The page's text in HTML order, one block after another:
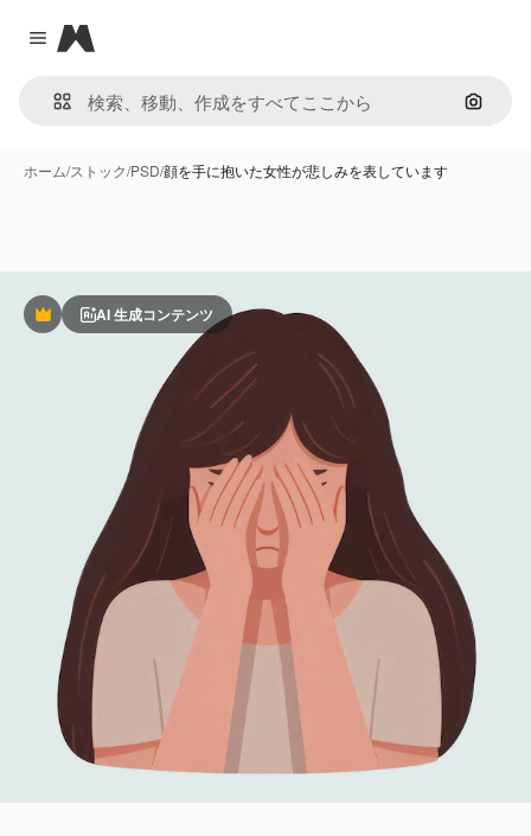
Close menu
Magnific
画像で
ホーム/ストック/PSD/顔を手に抱いた女性が悲しみを表しています
PremiumAI 生成コンテンツ